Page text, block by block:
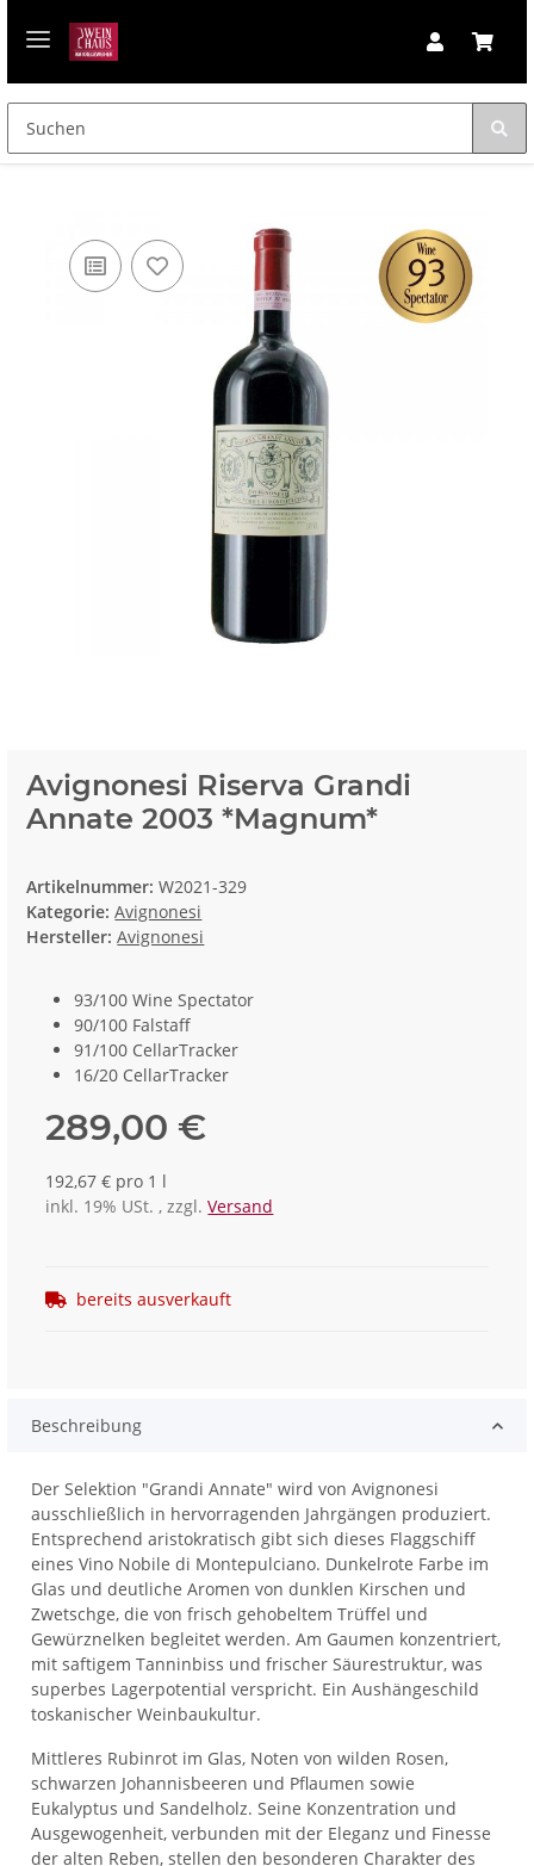
Avignonesi Riserva Grandi
Annate 2003 *Magnum*
Artikelnummer:W2021-329
Kategorie:Avignonesi
Hersteller: Avignonesi
93/100 Wine Spectator
90/100 Falstaff
91/100 CellarTracker
16/20 CellarTracker
289,00 €
192,67 € pro 1 l
inkl. 19% USt. , zzgl.Versand
bereits ausverkauft
Beschreibung
Der Selektion "Grandi Annate" wird von Avignonesi
ausschließlich in hervorragenden Jahrgängen produziert.
Entsprechend aristokratisch gibt sich dieses Flaggschiff
eines Vino Nobile di Montepulciano. Dunkelrote Farbe im
Glas und deutliche Aromen von dunklen Kirschen und
Zwetschge, die von frisch gehobeltem Trüffel und
Gewürznelken begleitet werden. Am Gaumen konzentriert,
mit saftigem Tanninbiss und frischer Säurestruktur, was
superbes Lagerpotential verspricht. Ein Aushängeschild
toskanischer Weinbaukultur.
Mittleres Rubinrot im Glas, Noten von wilden Rosen,
schwarzen Johannisbeeren und Pflaumen sowie
Eukalyptus und Sandelholz. Seine Konzentration und
Ausgewogenheit, verbunden mit der Eleganz und Finesse
der alten Reben, stellen den besonderen Charakter des